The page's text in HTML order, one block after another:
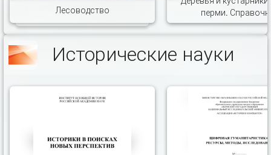
Лесоводство
перми.
Исторические науки